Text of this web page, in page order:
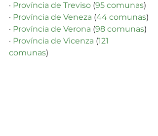
· Província de Treviso (95 comunas)
· Província de Veneza (44 comunas)
· Província de Verona (98 comunas)
· Província de Vicenza (121
comunas)